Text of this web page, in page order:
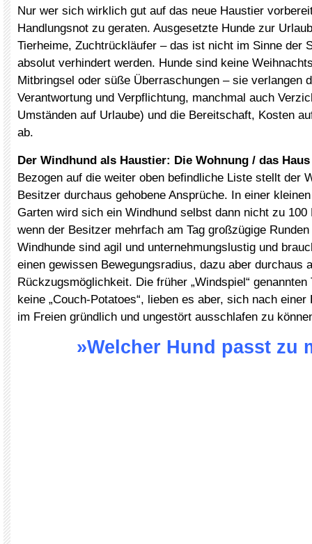
Nur wer sich wirklich gut auf das neue Haustier
Handlungsnot zu geraten. Ausgesetzte Hunde zur
Tierheime, Zuchtrückläufer – das ist nicht im Sinne der
absolut verhindert werden. Hunde sind keine
Mitbringsel oder süße Überraschungen – sie verlangen
Verantwortung und Verpflichtung, manchmal auch
Umständen auf Urlaube) und die Bereitschaft, Kosten
ab.
Der Windhund als Haustier: Die Wohnung / das Haus
Bezogen auf die weiter oben befindliche Liste stellt der
Besitzer durchaus gehobene Ansprüche. In einer
Garten wird sich ein Windhund selbst dann nicht zu 100
wenn der Besitzer mehrfach am Tag großzügige
Windhunde sind agil und unternehmungslustig und
einen gewissen Bewegungsradius, dazu aber durchaus
Rückzugsmöglichkeit. Die früher „Windspiel“
keine „Couch-Potatoes“, lieben es aber, sich nach einer
im Freien gründlich und ungestört ausschlafen zu
»Welcher Hund passt zu